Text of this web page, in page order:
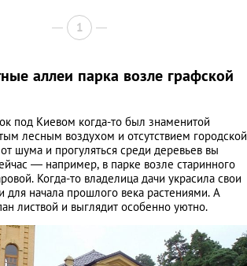
1
аллеи парка возле графской
под Киевом когда-то был знаменитой
лесным воздухом и отсутствием городской
шума и прогуляться среди деревьев вы
— например, в парке возле старинного
Когда-то владелица дачи украсила свои
для начала прошлого века растениями. А
листвой и выглядит особенно уютно.